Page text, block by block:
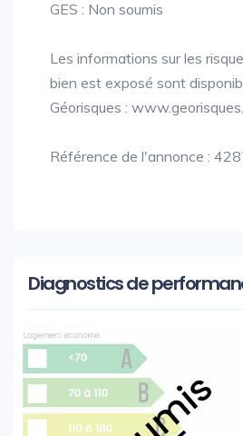
GES : Non soumis
Les informations sur les
bien est exposé sont
Géorisques :
Référence de l'annonce :
Diagnostics de